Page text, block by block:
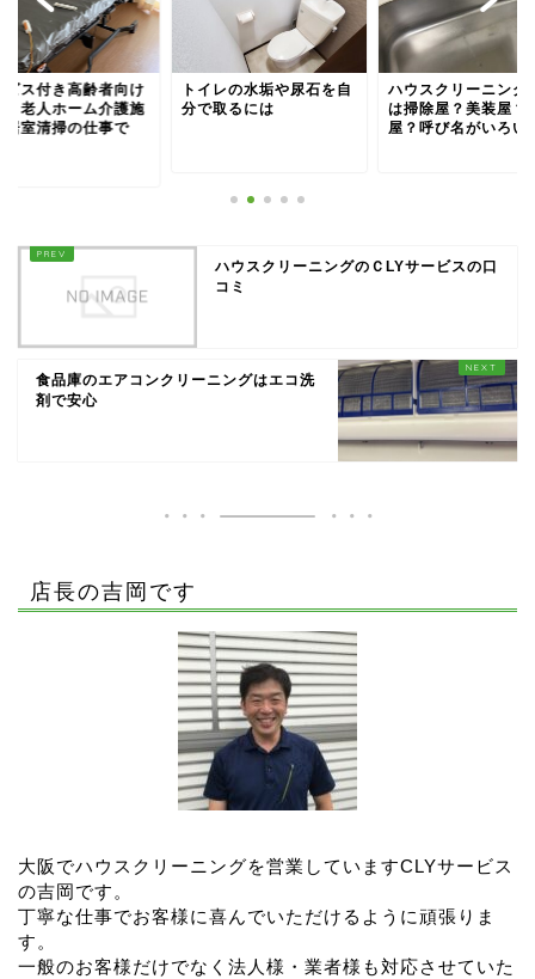
ビス付き高齢者向け
・老人ホーム介護施
居室清掃の仕事で
トイレの水垢や尿石を自
分で取るには
ハウスクリーニング
は掃除屋？美装屋？
屋？呼び名がいろい
ハウスクリーニングのＣLYサービスの口
コミ
食品庫のエアコンクリーニングはエコ洗
剤で安心
店長の吉岡です
大阪でハウスクリーニングを営業していますCLYサービス
の吉岡です。
丁寧な仕事でお客様に喜んでいただけるように頑張りま
す。
一般のお客様だけでなく法人様・業者様も対応させていた